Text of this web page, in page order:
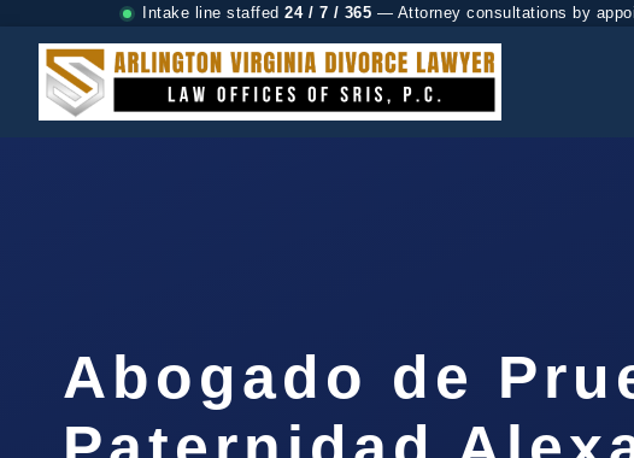
Intake line staffed 24 / 7 / 365 — Attorney consultations by
Abogado de